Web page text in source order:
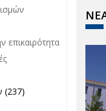
filter
στην
επικαιρότητα
Σπουδές filter
filter
filter
(237)